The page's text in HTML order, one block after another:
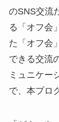
のSNS交流
る「オフ会
た「オフ会
できる交流
ミュニケー
で、本プロ